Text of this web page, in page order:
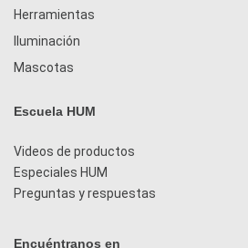
Herramientas
Iluminación
Mascotas
Escuela HUM
Videos de productos
Especiales HUM
Preguntas y respuestas
Encuéntranos en